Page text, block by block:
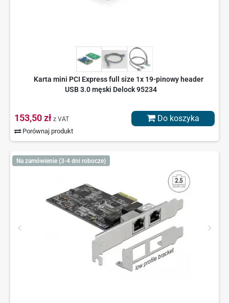
Karta mini PCI Express full size 1x 19-pinowy header
USB 3.0 męski Delock 95234
153,50 zł z VAT
Porównaj produkt
Do koszyka
Na zamówienie (3-4 dni robocze)